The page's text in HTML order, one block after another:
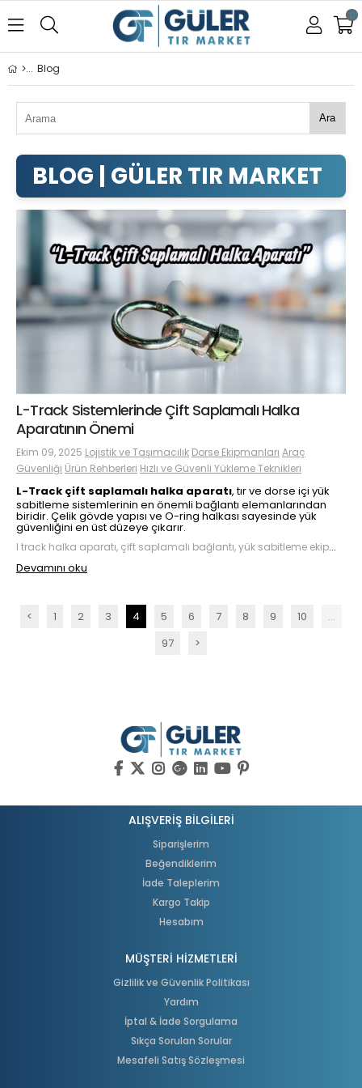
0
Blog
Ara
GÜLER TIR MARKET BLOG
L-Track Sistemlerinde Çift Saplamalı Halka
Aparatının Önemi
Ekim 09, 2025 Lojistik ve Taşımacılık Dorse Ekipmanları Araç
Güvenliği Ürün Rehberleri Hızlı ve Güvenli Yükleme Teknikleri
L-Track çift saplamalı halka aparatı, tır ve dorse içi yük
sabitleme sistemlerinin en önemli bağlantı elemanlarından
biridir. Çelik gövde yapısı ve O-ring halkası sayesinde yük
güvenliğini en üst düzeye çıkarır.
l track halka aparatı, çift saplamalı bağlantı, yük sabitleme ekipmanları, airline ray bağlantı aparatı, tır içi sabitleme, dorse ekipmanları, o-ring bağlantı ucu, yük sabitleme halkası
Devamını oku
< 1 2 3 4 5 6 7 8 9 10
...
97
>
ALIŞVERİŞ BİLGİLERİ
Siparişlerim
Beğendiklerim
İade Taleplerim
Kargo Takip
Hesabım
MÜŞTERİ HİZMETLERİ
Gizlilik ve Güvenlik Politikası
Yardım
İptal & İade Sorgulama
Sıkça Sorulan Sorular
Mesafeli Satış Sözleşmesi